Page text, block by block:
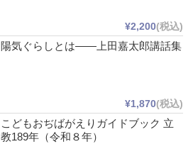
¥2,200(税込)
陽気ぐらしとは――上田嘉太郎講話集
¥1,870(税込)
こどもおぢばがえりガイドブック 立
教189年（令和８年）